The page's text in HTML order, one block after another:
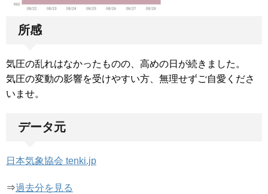
所感
気圧の乱れはなかったものの、高めの日が続きました。
気圧の変動の影響を受けやすい方、無理せずご自愛くださ
いませ。
データ元
日本気象協会 tenki.jp
⇒過去分を見る